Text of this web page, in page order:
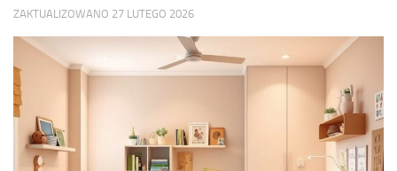
ZAKTUALIZOWANO 27 LUTEGO 2026